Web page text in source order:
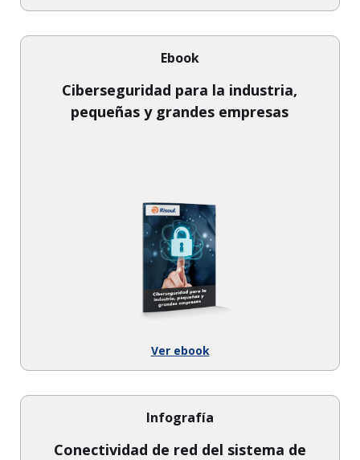
Ebook
Ciberseguridad para la industria,
pequeñas y grandes empresas
Ver ebook
Infografía
Conectividad de red del sistema de